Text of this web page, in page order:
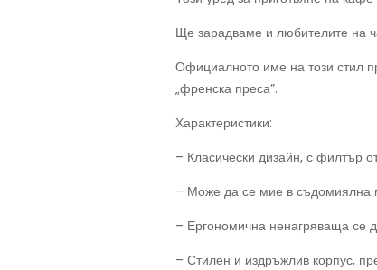
Ще зарадваме и любителите на
Официалното име на този стил
„френска преса”.
Характеристики:
– Класически дизайн, с филтър
– Може да се мие в съдомиялна
– Ергономична ненагряваща се
– Стилен и издръжлив корпус,